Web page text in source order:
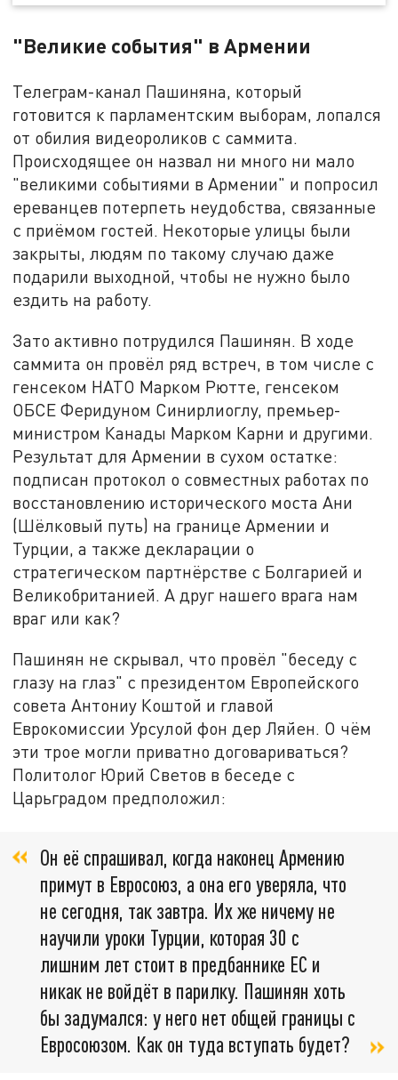
"Великие события" в Армении
Телеграм-канал Пашиняна, который
готовится к парламентским выборам, лопался
от обилия видеороликов с саммита.
Происходящее он назвал ни много ни мало
"великими событиями в Армении" и попросил
ереванцев потерпеть неудобства, связанные
с приёмом гостей. Некоторые улицы были
закрыты, людям по такому случаю даже
подарили выходной, чтобы не нужно было
ездить на работу.
Зато активно потрудился Пашинян. В ходе
саммита он провёл ряд встреч, в том числе с
генсеком НАТО Марком Рютте, генсеком
ОБСЕ Феридуном Синирлиоглу, премьер-
министром Канады Марком Карни и другими.
Результат для Армении в сухом остатке:
подписан протокол о совместных работах по
восстановлению исторического моста Ани
(Шёлковый путь) на границе Армении и
Турции, а также декларации о
стратегическом партнёрстве с Болгарией и
Великобританией. А друг нашего врага нам
враг или как?
Пашинян не скрывал, что провёл "беседу с
глазу на глаз" с президентом Европейского
совета Антониу Коштой и главой
Еврокомиссии Урсулой фон дер Ляйен. О чём
эти трое могли приватно договариваться?
Политолог Юрий Светов в беседе с
Царьградом предположил:
Он её спрашивал, когда наконец Армению
примут в Евросоюз, а она его уверяла, что
не сегодня, так завтра. Их же ничему не
научили уроки Турции, которая 30 с
лишним лет стоит в предбаннике ЕС и
никак не войдёт в парилку. Пашинян хоть
бы задумался: у него нет общей границы с
Евросоюзом. Как он туда вступать будет?